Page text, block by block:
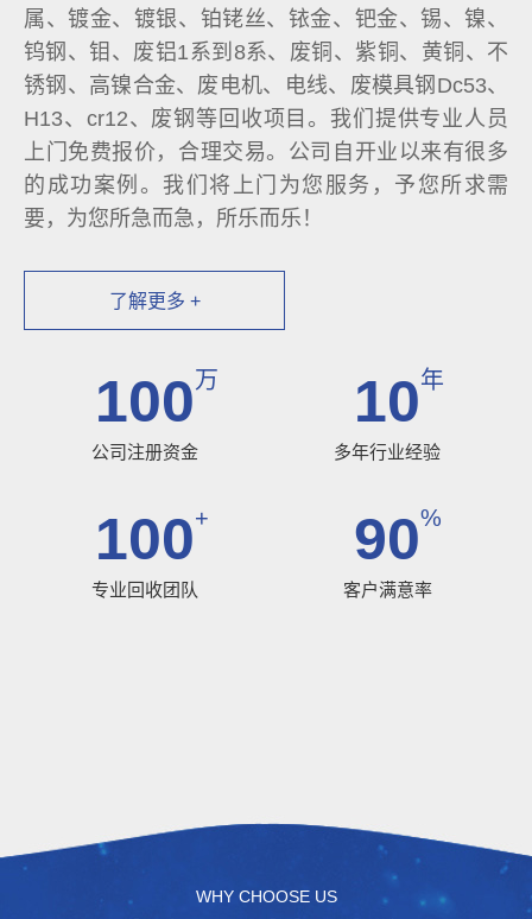
属、镀金、镀银、铂铑丝、铱金、钯金、锡、镍、
钨钢、钼、废铝1系到8系、废铜、紫铜、黄铜、不
锈钢、高镍合金、废电机、电线、废模具钢Dc53、
H13、cr12、废钢等回收项目。我们提供专业人员
上门免费报价，合理交易。公司自开业以来有很多
的成功案例。我们将上门为您服务，予您所求需
要，为您所急而急，所乐而乐！
了解更多 +
100万
公司注册资金
10年
多年行业经验
100+
专业回收团队
90%
客户满意率
WHY CHOOSE US